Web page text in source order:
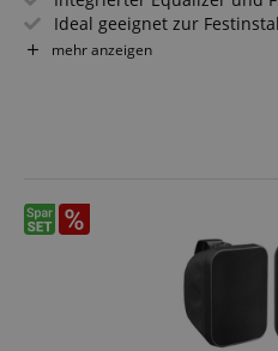
Ideal geeignet zur
und Fahrzeugen
Belastbarkeit: 80/160/320
8" (203 mm) Gewebe-
mehr anzeigen